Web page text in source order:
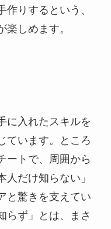
りするという、
楽しめます。
に入れたスキルを
ています。ところ
ートで、周囲から
だけ知らない」
と驚きを支えてい
らず」とは、まさ